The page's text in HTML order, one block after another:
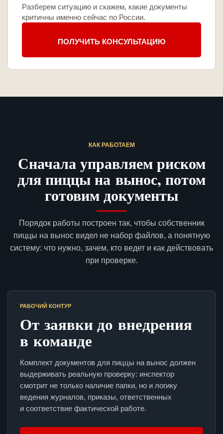
Разберем ситуацию и скажем, какие документы
критичны именно сейчас по России.
ПОЛУЧИТЬ КОНСУЛЬТАЦИЮ
КАК РАБОТАЕМ
Сначала управляем риском
для пиццы на вынос, потом
готовим документы
Порядок работы построен так, чтобы собственник
пиццы на вынос видел не набор файлов, а понятную
систему: что нужно, зачем, кто ведет и как действовать
при проверке.
РАБОЧИЙ КОНТУР
От заявки до внедрения
в команде
Комплект документов для пиццы на вынос должен
выдерживать реальную проверку: инспектор
смотрит не только наличие папки, но и логику
ведения журналов, приказы, ответственных
и соответствие фактической работе.